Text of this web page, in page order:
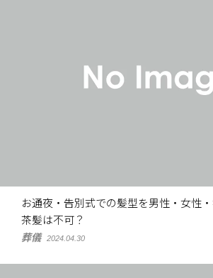
お通夜・告別式での髪型を男性・女性・
茶髪は不可？
葬儀 2024.04.30